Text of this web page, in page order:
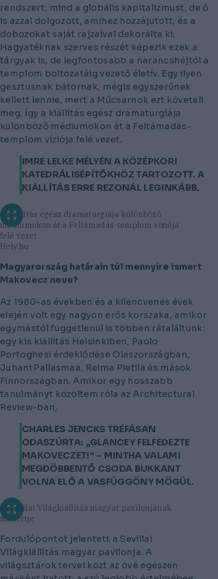
rendszert, mind a globális kapitalizmust, de ő
is azzal dolgozott, amihez hozzájutott, és a
dobozokat saját rajzaival dekorálta ki.
Hagyatéknak szerves részét képezik ezek a
tárgyak is, de legfontosabb a narancshéjtól a
templom boltozatáig vezető életív. Egy ilyen
gesztusnak bátornak, mégis egyszerűnek
kellett lennie, mert a Műcsarnok ezt követeli
meg. Így a kiállítás egész dramaturgiája
különböző médiumokon át a Feltámadás-
templom víziója felé vezet.
IMRE LELKE MÉLYÉN A KÖZÉPKORI
KATEDRÁLISÉPÍTŐKHÖZ TARTOZOTT. A
KIÁLLÍTÁS ERRE REZONÁL LEGINKÁBB.
a kiállítás egész dramaturgiája különböző
médiumokon át a Feltámadás-templom víziója
felé vezet
Hely.hu
Magyarország határain túl mennyire ismert
Makovecz neve?
Az 1980-as években és a kilencvenes évek
elején volt egy nagyon erős korszaka, amikor
egymástól függetlenül is többen rátaláltunk:
egy kis kiállítás Helsinkiben, Paolo
Portoghesi érdeklődése Olaszországban,
Juhani Pallasmaa, Reima Pietilä és mások
Finnországban. Amikor egy hosszabb
tanulmányt közöltem róla az Architectural
Review-ban,
CHARLES JENCKS TRÉFÁSAN
ODASZÚRTA: „GLANCEY FELFEDEZTE
MAKOVECZET!” – MINTHA VALAMI
MEGDÖBBENTŐ CSODA BUKKANT
VOLNA ELŐ A VASFÜGGÖNY MÖGÜL.
a Sevillai Világkiállítás magyar pavilonjának
makettje
Fordulópontot jelentett a Sevillai
Világkiállítás magyar pavilonja. A
világsztárok tervei közt az övé egészen